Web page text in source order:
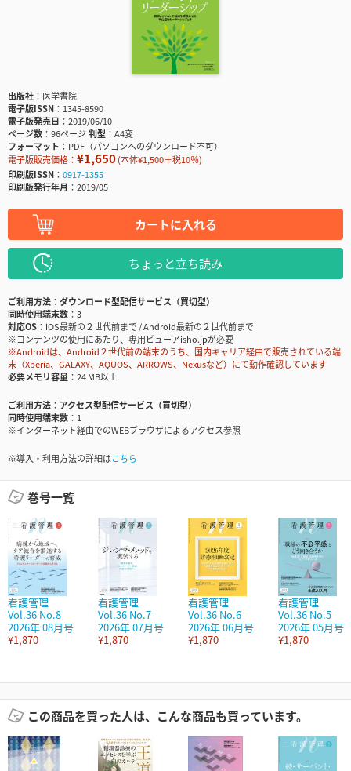
出版社
医学書院
電子版ISSN
1345-8590
電子版発売日
2019/06/10
ページ数
96ページ判型
A4変
フォーマット
PDF（パソコンへのダウンロード不可）
電子版販売価格： ¥1,650(本体¥1,500＋税10％)
印刷版ISSN
0917-1355
印刷版発行年月
2019/05
カートに入れる
ちょっと立ち読み
ご利用方法
ダウンロード型配信サービス（買切型）
同時使用端末数
3
対応OS
iOS最新の２世代前まで / Android最新の２世代前まで
※コンテンツの使用にあたり、専用ビューアisho.jpが必要
※Androidは、Android２世代前の端末のうち、国内キャリア経由で販売されている端
末（Xperia、GALAXY、AQUOS、ARROWS、Nexusなど）にて動作確認しています
必要メモリ容量
24 MB以上
ご利用方法
アクセス型配信サービス（買切型）
同時使用端末数
1
※インターネット経由でのWEBブラウザによるアクセス参照
※導入・利用方法の詳細はこちら
巻号一覧
看護管理
Vol.36 No.8
2026年 08月号
¥1,870
看護管理
Vol.36 No.7
2026年 07月号
¥1,870
看護管理
Vol.36 No.6
2026年 06月号
¥1,870
看護管理
Vol.36 No.5
2026年 05月号
¥1,870
この商品を買った人は、こんな商品も買っています。